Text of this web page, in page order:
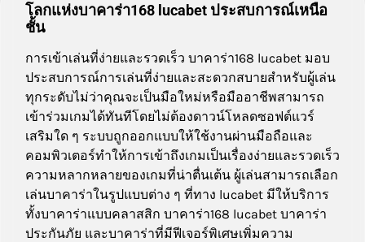
โลกแห่งบาคาร่า168 lucabet ประสบการณ์เหนือ
ชั้น
การเข้าเล่นที่ง่ายและรวดเร็ว บาคาร่า168 lucabet มอบ
ประสบการณ์การเล่นที่ง่ายและสะดวกสบายสำหรับผู้เล่น
ทุกระดับไม่ว่าคุณจะเป็นมือใหม่หรือมืออาชีพสามารถ
เข้าร่วมเกมได้ทันทีโดยไม่ต้องดาวน์โหลดซอฟต์แวร์
เสริมใด ๆ ระบบถูกออกแบบให้ใช้งานผ่านมือถือและ
คอมพิวเตอร์ทำให้การเข้าถึงเกมเป็นเรื่องง่ายและรวดเร็ว
ความหลากหลายของเกมที่น่าตื่นเต้น ผู้เล่นสามารถเลือก
เล่นบาคาร่าในรูปแบบต่าง ๆ ที่ทาง lucabet มีให้บริการ
ทั้งบาคาร่าแบบคลาสสิก บาคาร่า168 lucabet บาคาร่า
ประกันภัย และบาคาร่าที่มีฟีเจอร์พิเศษเพิ่มความ